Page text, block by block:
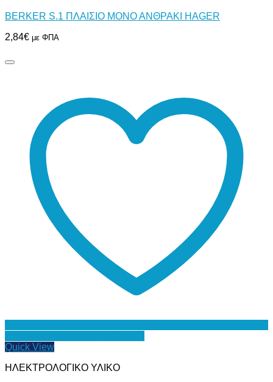
BERKER S.1 ΠΛΑΙΣΙΟ ΜΟΝΟ ΑΝΘΡΑΚΙ HAGER
2,84€ με ΦΠΑ
Quick View
ΗΛΕΚΤΡΟΛΟΓΙΚΟ ΥΛΙΚΟ